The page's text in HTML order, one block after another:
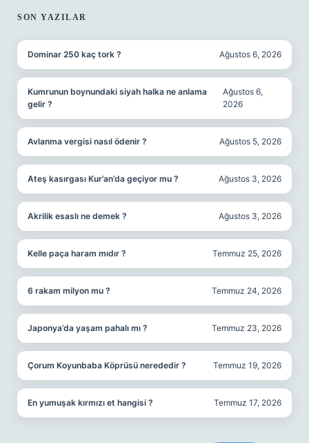
SON YAZILAR
Dominar 250 kaç tork ? Ağustos 6, 2026
Kumrunun boynundaki siyah halka ne anlama
gelir ?
Ağustos 6,
2026
Avlanma vergisi nasıl ödenir ? Ağustos 5, 2026
Ateş kasırgası Kur’an’da geçiyor mu ? Ağustos 3, 2026
Akrilik esaslı ne demek ? Ağustos 3, 2026
Kelle paça haram mıdır ? Temmuz 25, 2026
6 rakam milyon mu ? Temmuz 24, 2026
Japonya’da yaşam pahalı mı ? Temmuz 23, 2026
Çorum Koyunbaba Köprüsü nerededir ? Temmuz 19, 2026
En yumuşak kırmızı et hangisi ? Temmuz 17, 2026